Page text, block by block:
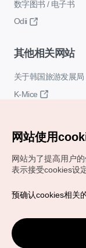
数字图书 / 电子书
Odii
其他相关网站
关于韩国旅游发展局
K-Mice
Copyrights (c) 韩
VISITKOREA官
chnsim@knto.or.kr
网站使用
网站为了提高用户
表示接受cookies设
预确认cookies相关